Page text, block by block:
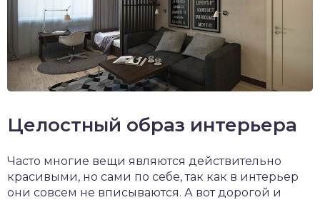
Целостный образ интерьера
Часто многие вещи являются действительно
красивыми, но сами по себе, так как в интерьер
они совсем не вписываются. А вот дорогой и